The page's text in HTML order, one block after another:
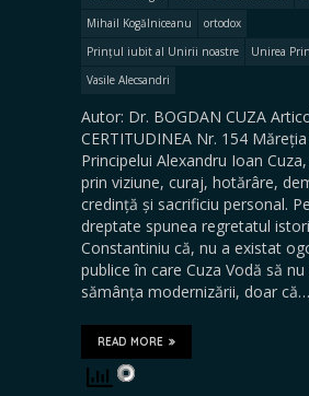
Mihail Kogălniceanu
ortodox
Prințul iubit al Unirii noastre
Unirea
Vasile Alecsandri
Autor: Dr. BOGDAN CUZA
CERTITUDINEA Nr. 154
Principelui Alexandru Ioan
prin viziune, curaj, hotărâre,
credință și sacrificiu personal.
dreptate spunea regretatul
Constantiniu că, nu a existat
publice în care Cuza Vodă să
sămânța modernizării, doar că…
READ MORE